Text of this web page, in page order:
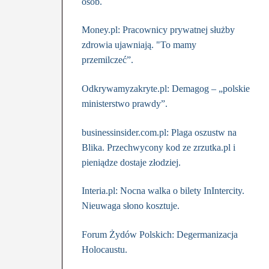
Money.pl: Pracownicy prywatnej służby
zdrowia ujawniają. "To mamy
przemilczeć”.
Odkrywamyzakryte.pl: Demagog – „polskie
ministerstwo prawdy”.
businessinsider.com.pl: Plaga oszustw na
Blika. Przechwycony kod ze zrzutka.pl i
pieniądze dostaje złodziej.
Interia.pl: Nocna walka o bilety InIntercity.
Nieuwaga słono kosztuje.
Forum Żydów Polskich: Degermanizacja
Holocaustu.